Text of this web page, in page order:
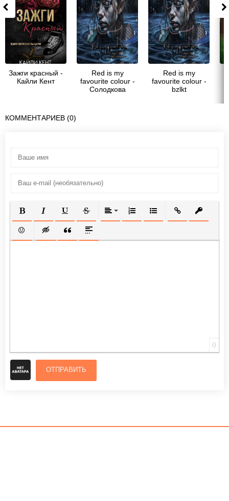
Зажги красный -
Кайли Кент
Red is my
favourite colour -
Солодкова
Red is my
favourite colour -
bzlkt
КОММЕНТАРИЕВ (0)
ПОЛУЖИРНЫЙ
КУРСИВПОДЧЕРКНУТЫЙ
ЗАЧЕРКНУТЫЙВЫРАВНИВАНИЕ
НУМЕРОВАННЫЙ СПИСОК
МАРКИРОВАННЫЙ
ВСТАВИТЬ
ВСТАВИТЬ СМАЙЛИК
ВСТАВКА СКРЫТОГО ТЕКСТА
ВСТАВКА ЦИТАТЫ
ВСТАВКА СПОЙЛЕРА
0
ОТПРАВИТЬ